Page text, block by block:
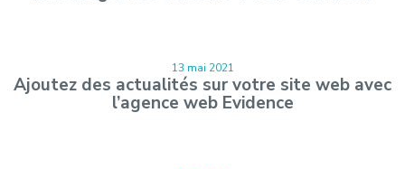
13 mai 2021
Ajoutez des actualités sur votre site web avec
l’agence web Evidence